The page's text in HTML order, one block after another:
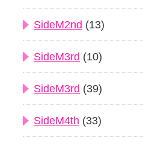
SideM2nd (13)
SideM3rd (10)
SideM3rd (39)
SideM4th (33)